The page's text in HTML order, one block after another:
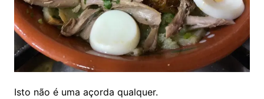
Isto não é uma açorda qualquer.